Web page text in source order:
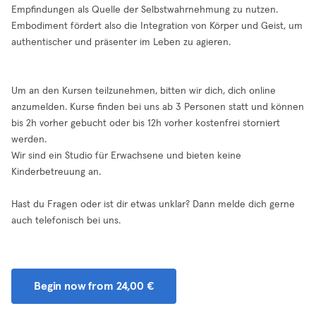
Empfindungen als Quelle der Selbstwahrnehmung zu nutzen.
Embodiment fördert also die Integration von Körper und Geist, um
authentischer und präsenter im Leben zu agieren.
Um an den Kursen teilzunehmen, bitten wir dich, dich online
anzumelden. Kurse finden bei uns ab 3 Personen statt und können
bis 2h vorher gebucht oder bis 12h vorher kostenfrei storniert
werden.
Wir sind ein Studio für Erwachsene und bieten keine
Kinderbetreuung an.
Hast du Fragen oder ist dir etwas unklar? Dann melde dich gerne
auch telefonisch bei uns.
Begin now from 24,00 €